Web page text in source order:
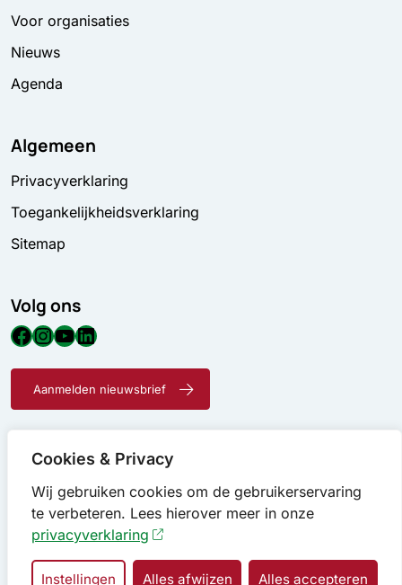
Cookies & Privacy
Wij gebruiken cookies om de gebruikerservaring
te verbeteren. Lees hierover meer in onze
privacyverklaring
Instellingen Alles afwijzen Alles accepteren
Voor organisaties
Nieuws
Agenda
Algemeen
Privacyverklaring
Toegankelijkheidsverklaring
Sitemap
Volg ons
Facebook InstagramYouTube LinkedIn
Aanmelden nieuwsbrief